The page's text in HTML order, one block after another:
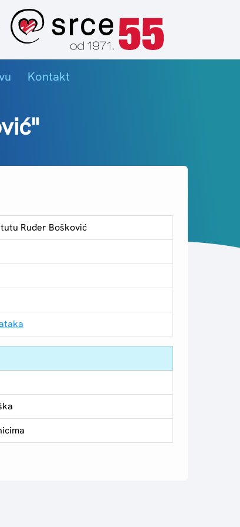
Kontakt
Ruđer Bošković